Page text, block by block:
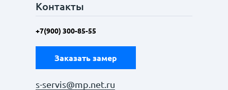
Контакты
+7(900) 300-85-55
Заказать замер
s-servis@mp.net.ru